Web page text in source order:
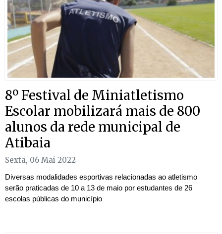
8º Festival de Miniatletismo
Escolar mobilizará mais de 800
alunos da rede municipal de
Atibaia
Sexta, 06 Mai 2022
Diversas modalidades esportivas relacionadas ao atletismo
serão praticadas de 10 a 13 de maio por estudantes de 26
escolas públicas do município